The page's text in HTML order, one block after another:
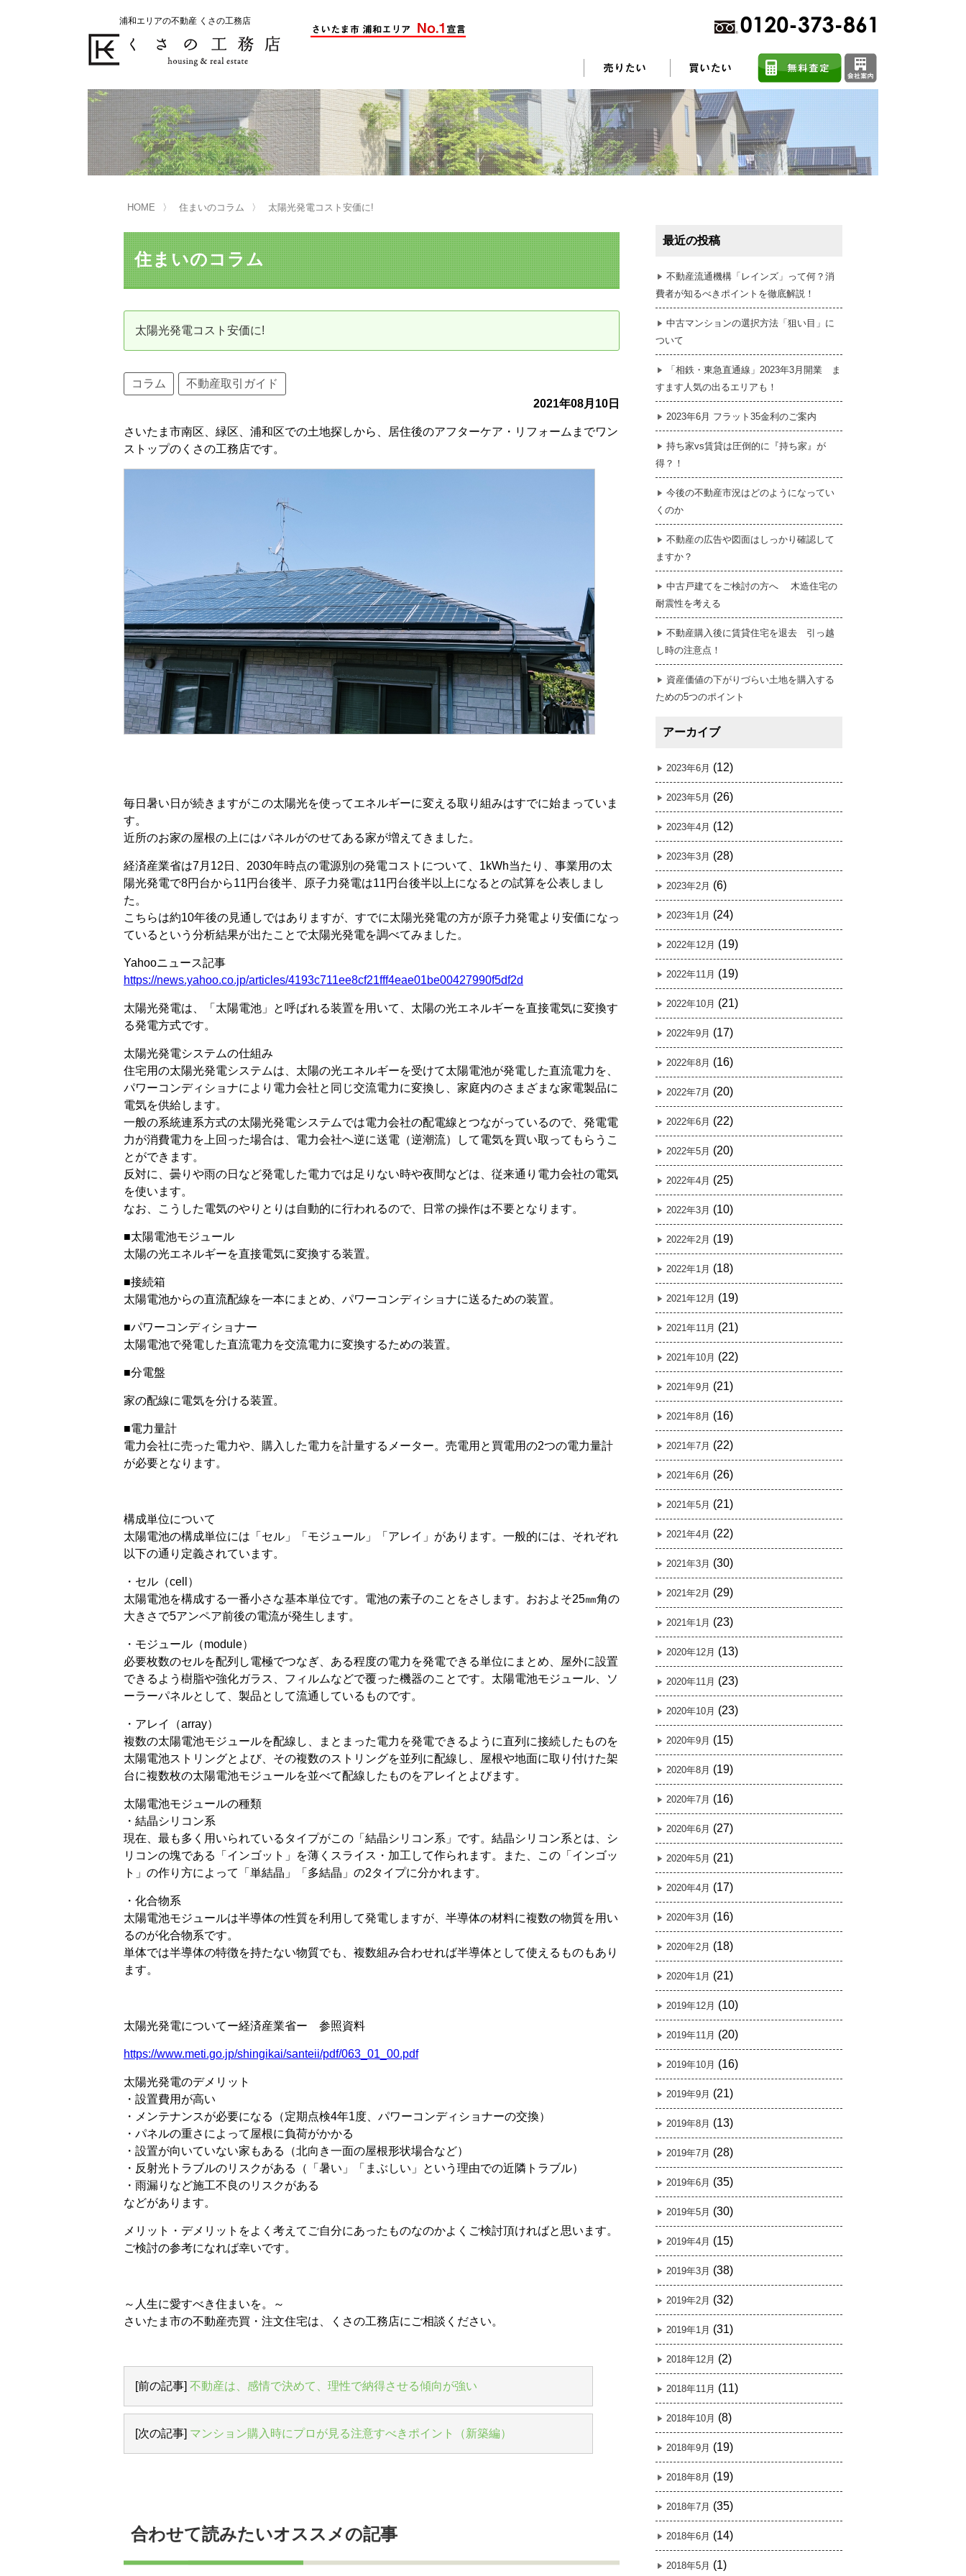
浦和エリアの不動産 くさの工務店
不動産の売却をお考えのお客様
くさの工務店が選ばれる理由 売却活動 売却されたお客様の声 不動産売却に関するよくある質問
買い替えサポート はじめての売却 不動産売却成功のコツ 任意売却
不動産の相続 売却前の修繕・リフォーム
売却の流れ（手順）
不動産売却の詳しい流れ 売買契約のご締結
不動産の引き渡し 不動産の残代金の受領について 不動産売却後の税金
不動産の購入をお考えのお客様
くさの工務店が選ばれる理由 購入されたお客様の声 不動産購入に関するよくある質問
住宅ローン控除・消費税について
リニュアル仲介とは
資産価値の減りにくい住宅購入 中古だから安心して購入できる仕組み リニュアル仲介で実現する豊かな暮らし はじめての物件探し
HOME 住まいのコラム 太陽光発電コスト安価に!
住まいのコラム
太陽光発電コスト安価に!
コラム
不動産取引ガイド
2021年08月10日
さいたま市南区、緑区、浦和区での土地探しから、居住後のアフターケア・リフォームまでワン
ストップのくさの工務店です。
毎日暑い日が続きますがこの太陽光を使ってエネルギーに変える取り組みはすでに始まっていま
す。
近所のお家の屋根の上にはパネルがのせてある家が増えてきました。
経済産業省は7月12日、2030年時点の電源別の発電コストについて、1kWh当たり、事業用の太
陽光発電で8円台から11円台後半、原子力発電は11円台後半以上になるとの試算を公表しまし
た。
こちらは約10年後の見通しではありますが、すでに太陽光発電の方が原子力発電より安価になっ
ているという分析結果が出たことで太陽光発電を調べてみました。
Yahooニュース記事
https://news.yahoo.co.jp/articles/4193c711ee8cf21fff4eae01be00427990f5df2d
太陽光発電は、「太陽電池」と呼ばれる装置を用いて、太陽の光エネルギーを直接電気に変換す
る発電方式です。
太陽光発電システムの仕組み
住宅用の太陽光発電システムは、太陽の光エネルギーを受けて太陽電池が発電した直流電力を、
パワーコンディショナにより電力会社と同じ交流電力に変換し、家庭内のさまざまな家電製品に
電気を供給します。
一般の系統連系方式の太陽光発電システムでは電力会社の配電線とつながっているので、発電電
力が消費電力を上回った場合は、電力会社へ逆に送電（逆潮流）して電気を買い取ってもらうこ
とができます。
反対に、曇りや雨の日など発電した電力では足りない時や夜間などは、従来通り電力会社の電気
を使います。
なお、こうした電気のやりとりは自動的に行われるので、日常の操作は不要となります。
■太陽電池モジュール
太陽の光エネルギーを直接電気に変換する装置。
■接続箱
太陽電池からの直流配線を一本にまとめ、パワーコンディショナに送るための装置。
■パワーコンディショナー
太陽電池で発電した直流電力を交流電力に変換するための装置。
■分電盤
家の配線に電気を分ける装置。
■電力量計
電力会社に売った電力や、購入した電力を計量するメーター。売電用と買電用の2つの電力量計
が必要となります。
構成単位について
太陽電池の構成単位には「セル」「モジュール」「アレイ」があります。一般的には、それぞれ
以下の通り定義されています。
・セル（cell）
太陽電池を構成する一番小さな基本単位です。電池の素子のことをさします。おおよそ25㎜角の
大きさで5アンペア前後の電流が発生します。
・モジュール（module）
必要枚数のセルを配列し電極でつなぎ、ある程度の電力を発電できる単位にまとめ、屋外に設置
できるよう樹脂や強化ガラス、フィルムなどで覆った機器のことです。太陽電池モジュール、ソ
ーラーパネルとして、製品として流通しているものです。
・アレイ（array）
複数の太陽電池モジュールを配線し、まとまった電力を発電できるように直列に接続したものを
太陽電池ストリングとよび、その複数のストリングを並列に配線し、屋根や地面に取り付けた架
台に複数枚の太陽電池モジュールを並べて配線したものをアレイとよびます。
太陽電池モジュールの種類
・結晶シリコン系
現在、最も多く用いられているタイプがこの「結晶シリコン系」です。結晶シリコン系とは、シ
リコンの塊である「インゴット」を薄くスライス・加工して作られます。また、この「インゴッ
ト」の作り方によって「単結晶」「多結晶」の2タイプに分かれます。
・化合物系
太陽電池モジュールは半導体の性質を利用して発電しますが、半導体の材料に複数の物質を用い
るのが化合物系です。
単体では半導体の特徴を持たない物質でも、複数組み合わせれば半導体として使えるものもあり
ます。
太陽光発電についてー経済産業省ー 参照資料
https://www.meti.go.jp/shingikai/santeii/pdf/063_01_00.pdf
太陽光発電のデメリット
・設置費用が高い
・メンテナンスが必要になる（定期点検4年1度、パワーコンディショナーの交換）
・パネルの重さによって屋根に負荷がかかる
・設置が向いていない家もある（北向き一面の屋根形状場合など）
・反射光トラブルのリスクがある（「暑い」「まぶしい」という理由での近隣トラブル）
・雨漏りなど施工不良のリスクがある
などがあります。
メリット・デメリットをよく考えてご自分にあったものなのかよくご検討頂ければと思います。
ご検討の参考になれば幸いです。
～人生に愛すべき住まいを。～
さいたま市の不動産売買・注文住宅は、くさの工務店にご相談ください。
[前の記事] 不動産は、感情で決めて、理性で納得させる傾向が強い
[次の記事] マンション購入時にプロが見る注意すべきポイント（新築編）
合わせて読みたいオススメの記事
最近の投稿
不動産流通機構「レインズ」って何？消
費者が知るべきポイントを徹底解説！
中古マンションの選択方法「狙い目」に
ついて
「相鉄・東急直通線」2023年3月開業 ま
すます人気の出るエリアも！
2023年6月 フラット35金利のご案内
持ち家vs賃貸は圧倒的に『持ち家』が
得？！
今後の不動産市況はどのようになってい
くのか
不動産の広告や図面はしっかり確認して
ますか？
中古戸建てをご検討の方へ 木造住宅の
耐震性を考える
不動産購入後に賃貸住宅を退去 引っ越
し時の注意点！
資産価値の下がりづらい土地を購入する
ための5つのポイント
アーカイブ
2023年6月 (12)
2023年5月 (26)
2023年4月 (12)
2023年3月 (28)
2023年2月 (6)
2023年1月 (24)
2022年12月 (19)
2022年11月 (19)
2022年10月 (21)
2022年9月 (17)
2022年8月 (16)
2022年7月 (20)
2022年6月 (22)
2022年5月 (20)
2022年4月 (25)
2022年3月 (10)
2022年2月 (19)
2022年1月 (18)
2021年12月 (19)
2021年11月 (21)
2021年10月 (22)
2021年9月 (21)
2021年8月 (16)
2021年7月 (22)
2021年6月 (26)
2021年5月 (21)
2021年4月 (22)
2021年3月 (30)
2021年2月 (29)
2021年1月 (23)
2020年12月 (13)
2020年11月 (23)
2020年10月 (23)
2020年9月 (15)
2020年8月 (19)
2020年7月 (16)
2020年6月 (27)
2020年5月 (21)
2020年4月 (17)
2020年3月 (16)
2020年2月 (18)
2020年1月 (21)
2019年12月 (10)
2019年11月 (20)
2019年10月 (16)
2019年9月 (21)
2019年8月 (13)
2019年7月 (28)
2019年6月 (35)
2019年5月 (30)
2019年4月 (15)
2019年3月 (38)
2019年2月 (32)
2019年1月 (31)
2018年12月 (2)
2018年11月 (11)
2018年10月 (8)
2018年9月 (19)
2018年8月 (19)
2018年7月 (35)
2018年6月 (14)
2018年5月 (1)